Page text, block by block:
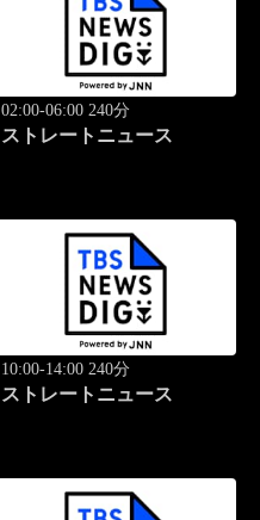
02:00-06:00 240分
ストレートニュース
10:00-14:00 240分
ストレートニュース